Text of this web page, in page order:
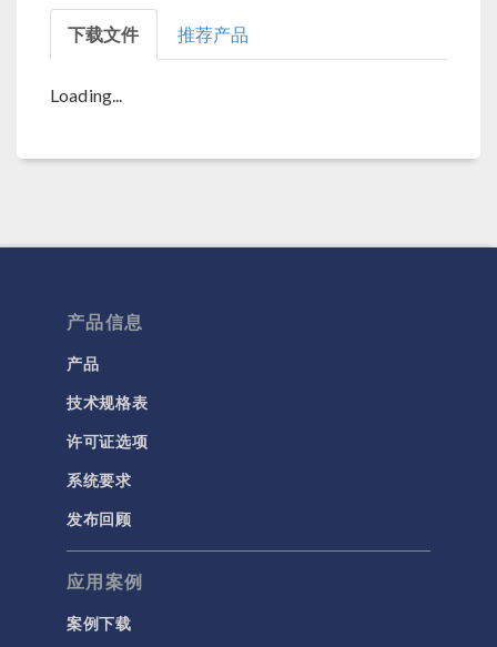
下载文件 推荐产品
Loading...
产品信息
产品
技术规格表
许可证选项
系统要求
发布回顾
应用案例
案例下载